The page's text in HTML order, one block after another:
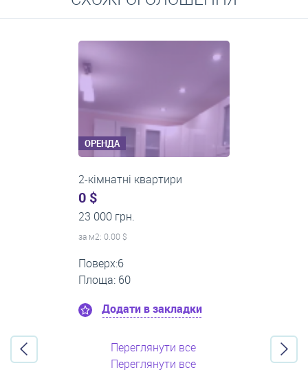
Середні ціни на довготривалу оренду квартир, особняків,
кімнат
ОРЕНДА
2-кімнатні квартири
0 $
20 000 грн.
за м2: 0.00 $
Поверх:2
Площа: 45
Додати в закладки
Переглянути все
Переглянути все